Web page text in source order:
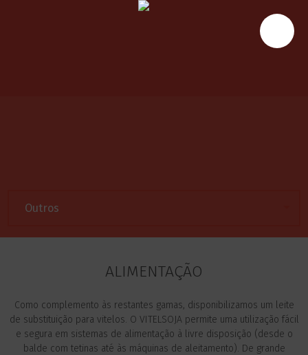
ALIMENTAÇÃO
Como complemento às restantes gamas, disponibilizamos um leite
de substituição para vitelos. O VITELSOJA permite uma utilização fácil
e segura em sistemas de alimentação à livre disposição (desde o
balde com tetinas até às máquinas de aleitamento). De grande